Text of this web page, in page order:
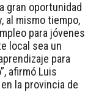
gran oportunidad
al mismo tiempo,
para jóvenes
local sea un
para
afirmó Luis
la provincia de